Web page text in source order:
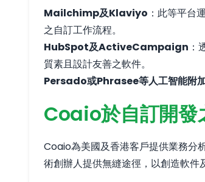
Mailchimp及Klaviyo ：此等平台
之自訂工作流程。
HubSpot及ActiveCampaign ：
質素且設計友善之軟件。
Persado或Phrasee等人工智能附
Coaio於自訂開發
Coaio為美國及香港客戶提供業務分
術創辦人提供無縫途徑，以創造軟件